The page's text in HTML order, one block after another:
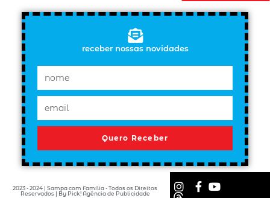
receber nossas novidades
Quero Receber
2023 - 2024 | Sampa com Família - Todos os Direitos
Reservados | By Pick! Agência de Publicidade